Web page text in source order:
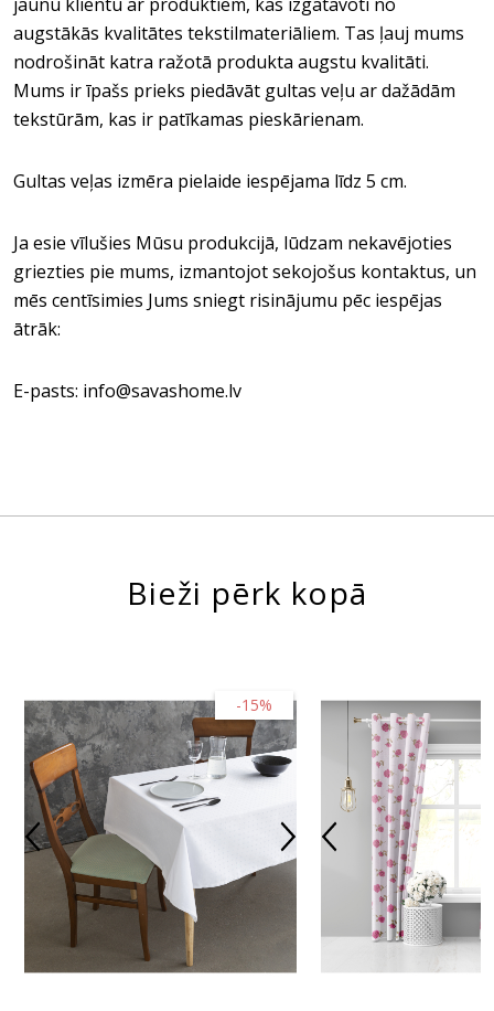
augstākās kvalitātes tekstilmateriāliem. Tas ļauj mums
nodrošināt katra ražotā produkta augstu kvalitāti.
Mums ir īpašs prieks piedāvāt gultas veļu ar dažādām
tekstūrām, kas ir patīkamas pieskārienam.
Gultas veļas izmēra pielaide iespējama līdz 5 cm.
Ja esie vīlušies Mūsu produkcijā, lūdzam nekavējoties
griezties pie mums, izmantojot sekojošus kontaktus, un
mēs centīsimies Jums sniegt risinājumu pēc iespējas
ātrāk:
E-pasts: info@savashome.lv
Bieži pērk kopā
-15%